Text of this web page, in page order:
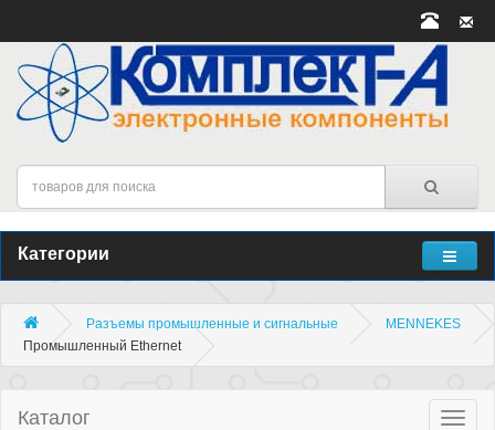
Категории
Разъемы промышленные и сигнальные
MENNEKES
Промышленный Ethernet
Каталог